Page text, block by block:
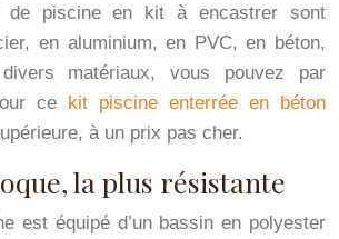
de piscine en kit à encastrer sont
en aluminium, en PVC, en béton,
matériaux, vous pouvez par
ce kit piscine enterrée en béton
à un prix pas cher.
la plus résistante
est équipé d’un bassin en polyester